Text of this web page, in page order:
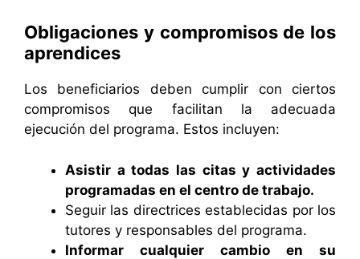
Obligaciones y compromisos de los
aprendices
Los beneficiarios deben cumplir con ciertos
compromisos que facilitan la adecuada
ejecución del programa. Estos incluyen:
Asistir a todas las citas y actividades
programadas en el centro de trabajo.
Seguir las directrices establecidas por los
tutores y responsables del programa.
Informar cualquier cambio en su